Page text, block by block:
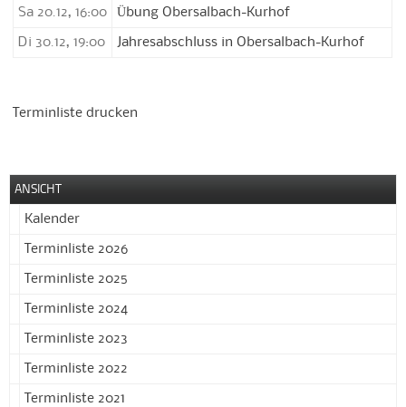
Sa 20.12, 16:00 Übung Obersalbach-Kurhof
Di 30.12, 19:00 Jahresabschluss in Obersalbach-Kurhof
Terminliste drucken
ANSICHT
Kalender
Terminliste 2026
Terminliste 2025
Terminliste 2024
Terminliste 2023
Terminliste 2022
Terminliste 2021